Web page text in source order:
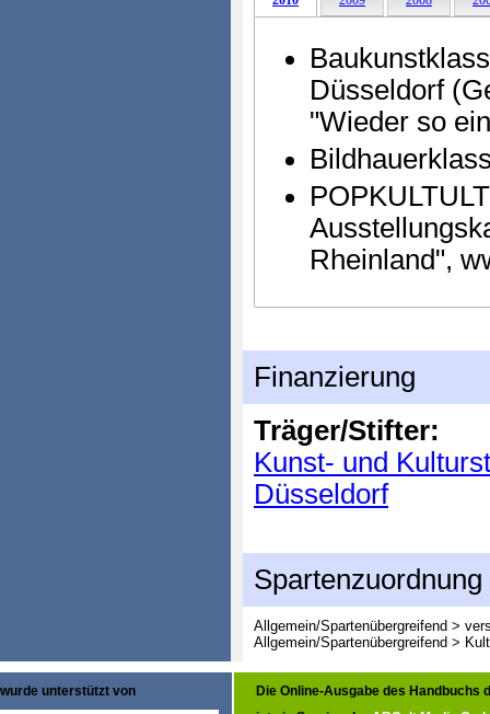
Düsseldorf
"Wieder so
Rheinland",
Finanzierung
Träger/Stifter:
Kunst- und
Düsseldorf
Spartenzuordnung
Allgemein/Spartenübergreifend >
Allgemein/Spartenübergreifend >
wurde unterstützt von
Die Online-Ausgabe des Handbuchs